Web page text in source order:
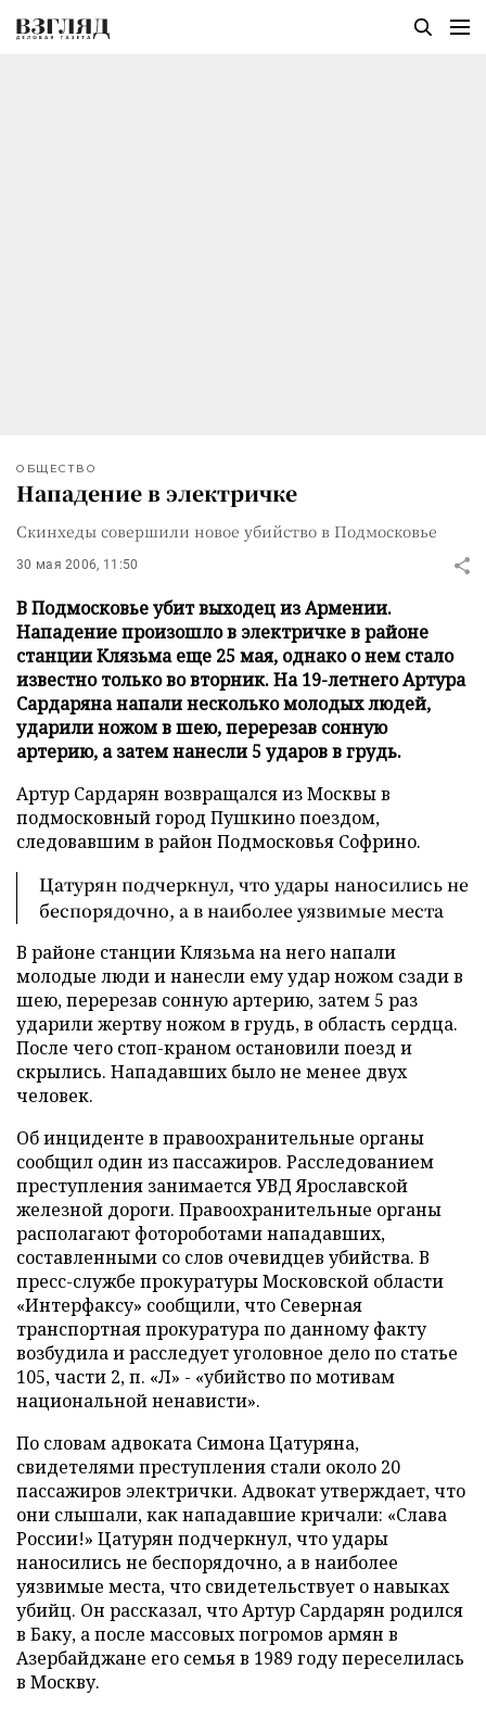
ОБЩЕСТВО
Нападение в электричке
Скинхеды совершили новое убийство в Подмосковье
30 мая 2006, 11:50
В Подмосковье убит выходец из Армении.
Нападение произошло в электричке в районе
станции Клязьма еще 25 мая, однако о нем стало
известно только во вторник. На 19-летнего Артура
Сардаряна напали несколько молодых людей,
ударили ножом в шею, перерезав сонную
артерию, а затем нанесли 5 ударов в грудь.
Артур Сардарян возвращался из Москвы в
подмосковный город Пушкино поездом,
следовавшим в район Подмосковья Софрино.
Цатурян подчеркнул, что удары наносились не
беспорядочно, а в наиболее уязвимые места
В районе станции Клязьма на него напали
молодые люди и нанесли ему удар ножом сзади в
шею, перерезав сонную артерию, затем 5 раз
ударили жертву ножом в грудь, в область сердца.
После чего стоп-краном остановили поезд и
скрылись. Нападавших было не менее двух
человек.
Об инциденте в правоохранительные органы
сообщил один из пассажиров. Расследованием
преступления занимается УВД Ярославской
железной дороги. Правоохранительные органы
располагают фотороботами нападавших,
составленными со слов очевидцев убийства. В
пресс-службе прокуратуры Московской области
«Интерфаксу» сообщили, что Северная
транспортная прокуратура по данному факту
возбудила и расследует уголовное дело по статье
105, части 2, п. «Л» - «убийство по мотивам
национальной ненависти».
По словам адвоката Симона Цатуряна,
свидетелями преступления стали около 20
пассажиров электрички. Адвокат утверждает, что
они слышали, как нападавшие кричали: «Слава
России!» Цатурян подчеркнул, что удары
наносились не беспорядочно, а в наиболее
уязвимые места, что свидетельствует о навыках
убийц. Он рассказал, что Артур Сардарян родился
в Баку, а после массовых погромов армян в
Азербайджане его семья в 1989 году переселилась
в Москву.